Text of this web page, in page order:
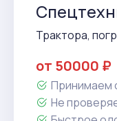
Трактора,
от 50000 ₽
Принимаем
Не